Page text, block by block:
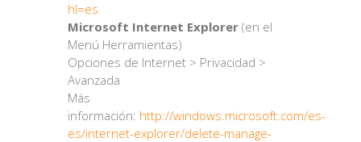
hl=es
Microsoft Internet Explorer (en el
Menú Herramientas)
Opciones de Internet > Privacidad >
Avanzada
Más
información: http://windows.microsoft.com/es-
es/internet-explorer/delete-manage-